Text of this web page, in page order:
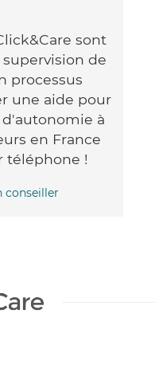
sont
de
processus
une aide pour
à
en France
téléphone !
conseiller